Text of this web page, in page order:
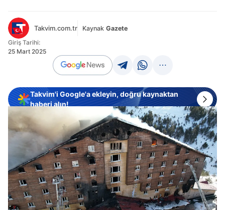
Takvim.com.tr Kaynak Gazete
Giriş Tarihi:
25 Mart 2025
Takvim'i Google'a ekleyin, doğru kaynaktan
haberi alın!